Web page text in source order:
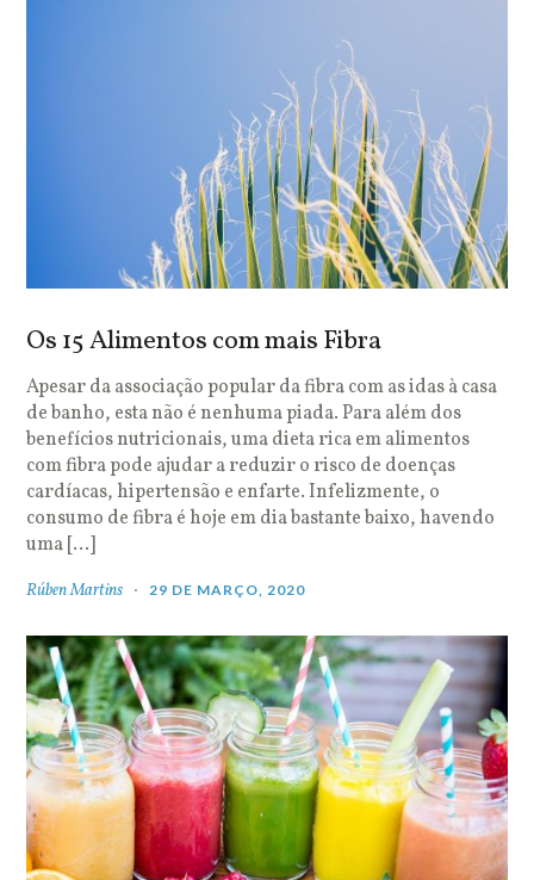
Os 15 Alimentos com mais Fibra
Apesar da associação popular da fibra com as idas à casa
de banho, esta não é nenhuma piada. Para além dos
benefícios nutricionais, uma dieta rica em alimentos
com fibra pode ajudar a reduzir o risco de doenças
cardíacas, hipertensão e enfarte. Infelizmente, o
consumo de fibra é hoje em dia bastante baixo, havendo
uma […]
Rúben Martins 29 DE MARÇO, 2020